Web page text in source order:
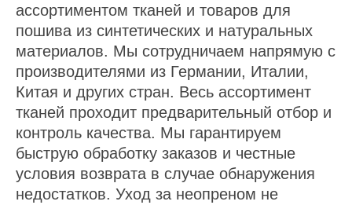
ассортиментом тканей и товаров для
пошива из синтетических и натуральных
материалов. Мы сотрудничаем напрямую с
производителями из Германии, Италии,
Китая и других стран. Весь ассортимент
тканей проходит предварительный отбор и
контроль качества. Мы гарантируем
быструю обработку заказов и честные
условия возврата в случае обнаружения
недостатков. Уход за неопреном не